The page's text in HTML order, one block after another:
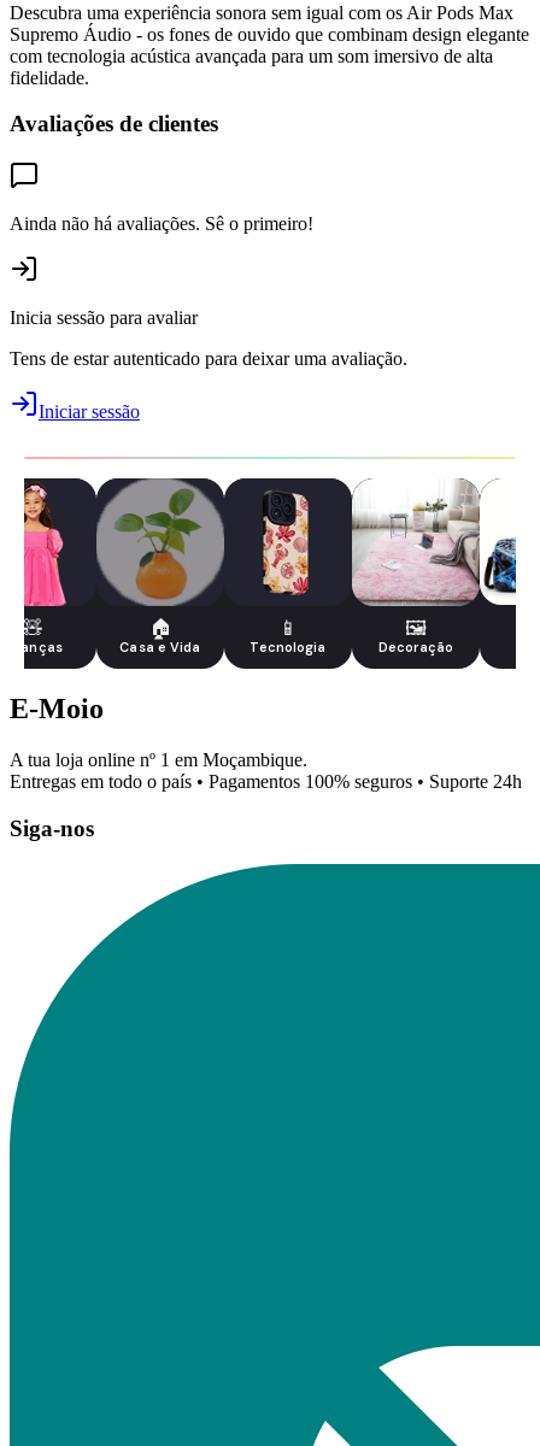
Descubra uma experiência sonora sem igual com os Air Pods Max
Supremo Áudio - os fones de ouvido que combinam design elegante
com tecnologia acústica avançada para um som imersivo de alta
fidelidade.
Avaliações de clientes
Ainda não há avaliações. Sê o primeiro!
Inicia sessão para avaliar
Tens de estar autenticado para deixar uma avaliação.
Iniciar sessão
🧸
Crianças
🏠
Casa e Vida
📱
Tecnologia
🖼️
Decoração
E-Moio
A tua loja online nº 1 em Moçambique.
Entregas em todo o país • Pagamentos 100% seguros • Suporte 24h
Siga-nos